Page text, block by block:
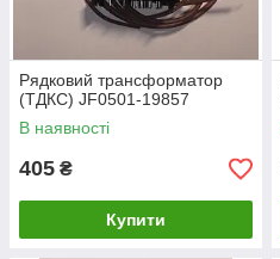
Рядковий трансформатор
(ТДКС) JF0501-19857
В наявності
405 ₴
Купити